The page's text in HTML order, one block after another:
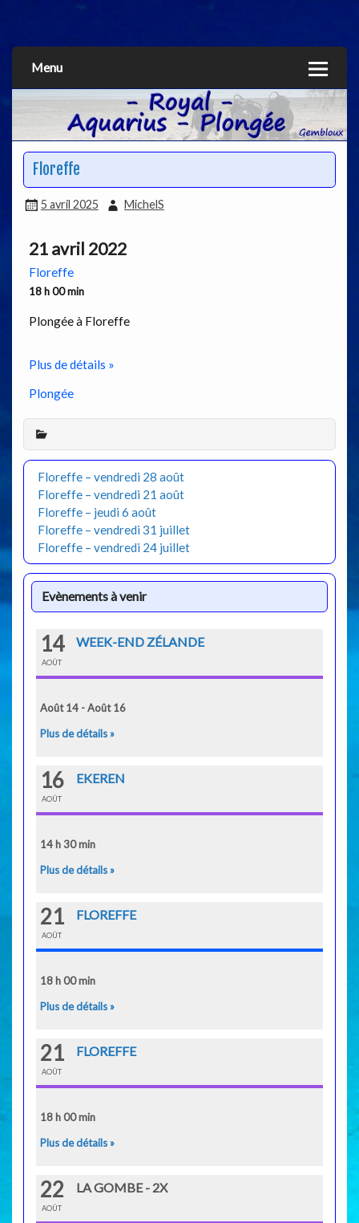
Menu
Floreffe
5 avril 2025 MichelS
21 avril 2022
Floreffe
18 h 00 min
Plongée à Floreffe
Plus de détails »
Plongée
Floreffe – vendredi 28 août
Floreffe – vendredi 21 août
Floreffe – jeudi 6 août
Floreffe – vendredi 31 juillet
Floreffe – vendredi 24 juillet
Evènements à venir
14
AOÛT
WEEK-END ZÉLANDE
Août 14 - Août 16
Plus de détails »
16
AOÛT
EKEREN
14 h 30 min
Plus de détails »
21
AOÛT
FLOREFFE
18 h 00 min
Plus de détails »
21
AOÛT
FLOREFFE
18 h 00 min
Plus de détails »
22
AOÛT
LA GOMBE - 2X